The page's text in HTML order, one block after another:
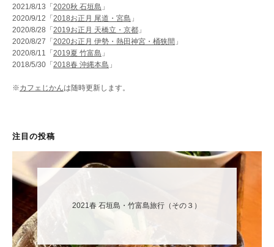
2021/8/13「2020秋 石垣島 」
2020/9/12「2018お正月 尾道・宮島 」
2020/8/28「2019お正月 天橋立・京都 」
2020/8/27「2020お正月 伊勢・熱田神宮・桶狭間 」
2020/8/11「2019夏 竹富島 」
2018/5/30「2018春 沖縄本島 」
※カフェじかんは随時更新します。
注目の投稿
2021春 石垣島・竹富島旅行（その３）